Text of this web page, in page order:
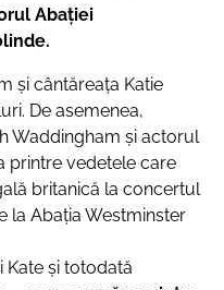
Abației
și cântăreața Katie
De asemenea,
Waddingham și actorul
printre vedetele care
britanică la concertul
la Abația Westminster
Kate și totodată